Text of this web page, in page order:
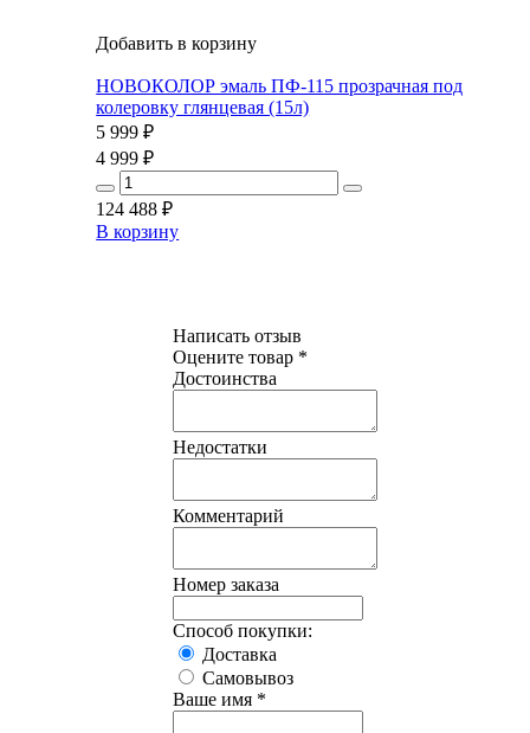
Добавить в корзину
НОВОКОЛОР эмаль ПФ-115 прозрачная под
колеровку глянцевая (15л)
5 999 ₽
4 999 ₽
124 488 ₽
В корзину
Написать отзыв
Оцените товар *
Достоинства
Недостатки
Комментарий
Номер заказа
Способ покупки:
Доставка
Самовывоз
Ваше имя *